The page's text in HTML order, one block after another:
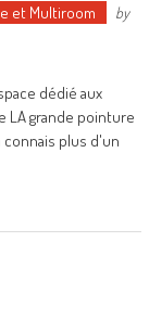
et Multiroom
by
dédié aux
LA grande pointure
plus d'un